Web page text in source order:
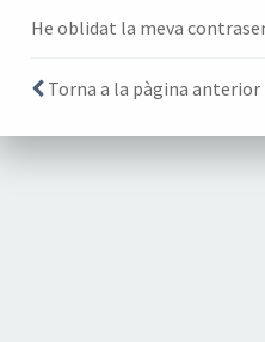
He oblidat la meva
Torna a la pàgina anterior